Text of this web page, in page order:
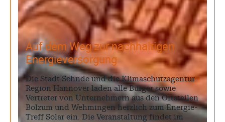
Auf dem Weg zur nachhaltigen
Energieversorgung
Die Stadt Sehnde und die Klimaschutzagentur
Region Hannover laden alle Bürger sowie
Vertreter von Unternehmern aus den Ortsteilen
Bolzum und Wehmingen herzlich zum Energie-
Treff Solar ein. Die Veranstaltung findet im